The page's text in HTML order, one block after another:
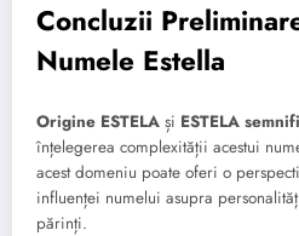
Concluzii
Numele Estella
Origine ESTELA și ESTELA
înțelegerea complexității acestui
acest domeniu poate oferi o
influenței numelui asupra
părinți.